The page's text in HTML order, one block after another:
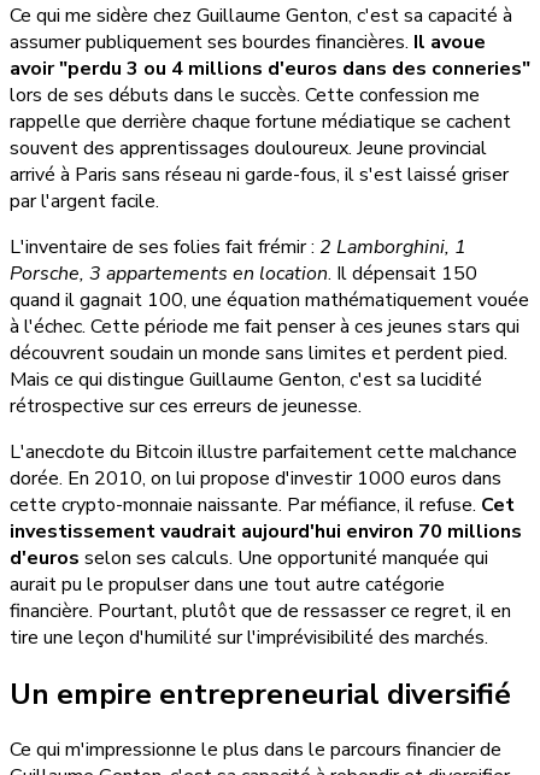
Ce qui me sidère chez Guillaume Genton, c'est sa capacité à
assumer publiquement ses bourdes financières. Il avoue
avoir "perdu 3 ou 4 millions d'euros dans des conneries"
lors de ses débuts dans le succès. Cette confession me
rappelle que derrière chaque fortune médiatique se cachent
souvent des apprentissages douloureux. Jeune provincial
arrivé à Paris sans réseau ni garde-fous, il s'est laissé griser
par l'argent facile.
L'inventaire de ses folies fait frémir : 2 Lamborghini, 1
Porsche, 3 appartements en location. Il dépensait 150
quand il gagnait 100, une équation mathématiquement vouée
à l'échec. Cette période me fait penser à ces jeunes stars qui
découvrent soudain un monde sans limites et perdent pied.
Mais ce qui distingue Guillaume Genton, c'est sa lucidité
rétrospective sur ces erreurs de jeunesse.
L'anecdote du Bitcoin illustre parfaitement cette malchance
dorée. En 2010, on lui propose d'investir 1000 euros dans
cette crypto-monnaie naissante. Par méfiance, il refuse. Cet
investissement vaudrait aujourd'hui environ 70 millions
d'euros selon ses calculs. Une opportunité manquée qui
aurait pu le propulser dans une tout autre catégorie
financière. Pourtant, plutôt que de ressasser ce regret, il en
tire une leçon d'humilité sur l'imprévisibilité des marchés.
Un empire entrepreneurial diversifié
Ce qui m'impressionne le plus dans le parcours financier de